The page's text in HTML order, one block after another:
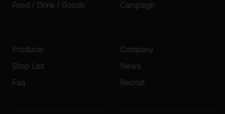
Food / Drink / Goods
Campaign
Producer
Shop List
Faq
Company
News
Recruit